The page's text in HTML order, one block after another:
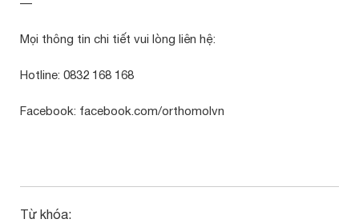
—
Mọi thông tin chi tiết vui lòng liên hệ:
Hotline: 0832 168 168
Facebook: facebook.com/orthomolvn
Từ khóa: